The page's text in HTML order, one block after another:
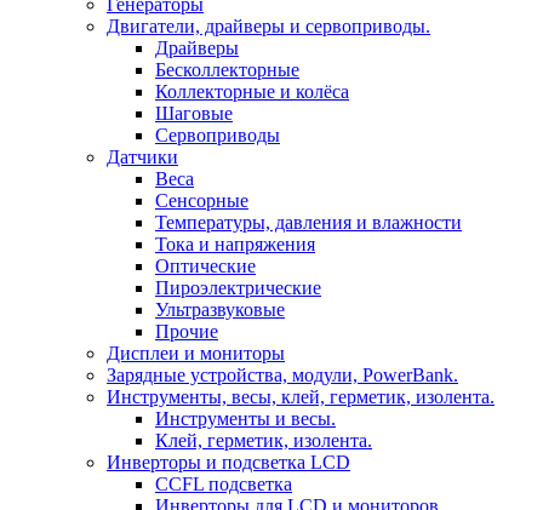
Генераторы
Двигатели, драйверы и сервоприводы.
Драйверы
Бесколлекторные
Коллекторные и колёса
Шаговые
Сервоприводы
Датчики
Веса
Сенсорные
Температуры, давления и влажности
Тока и напряжения
Оптические
Пироэлектрические
Ультразвуковые
Прочие
Дисплеи и мониторы
Зарядные устройства, модули, PowerBank.
Инструменты, весы, клей, герметик, изолента.
Инструменты и весы.
Клей, герметик, изолента.
Инверторы и подсветка LCD
CCFL подсветка
Инверторы для LCD и мониторов